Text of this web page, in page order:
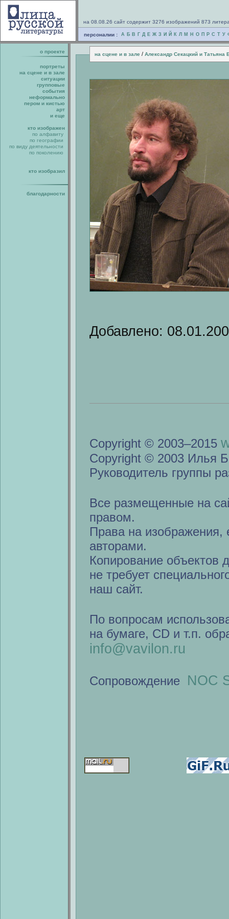
на 08.08.26 сайт содержит 3276 изображений 873
персоналии : А Б В Г Д Е Ж З И Й К Л М Н О П Р С Т У
о проекте на сцене и в зале / Александр Секацкий и Татьяна
портреты
на сцене и в зале
ситуации
групповые
события
неформально
пером и кистью
арт
и еще
кто изображен
по алфавиту
по географии
по виду деятельности
по поколению
кто изобразил
благодарности
Добавлено:
Copyright © 2003–2015
Copyright © 2003 Илья
Руководитель группы
Все размещенные на
правом.
Права на изображения,
авторами.
Копирование объектов
не требует
наш сайт.
По вопросам
на бумаге, CD и т.п.
info@vavilon.ru
Сопровождение NOC